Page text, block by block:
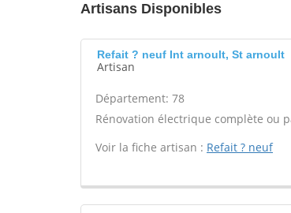
Artisans Disponibles
Refait ? neuf Int arnoult, St arnoult
Artisan
Département: 78
Rénovation électrique complète ou
Voir la fiche artisan : Refait ? neuf